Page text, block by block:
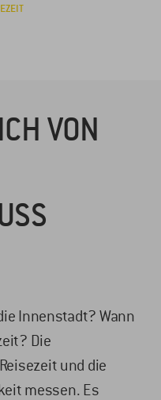
VON
Innenstadt? Wann
Die
und die
messen. Es